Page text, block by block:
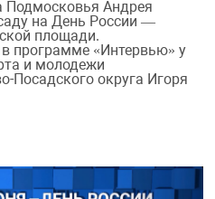
Подмосковья Андрея
на День России —
площади.
программе «Интервью» у
и молодежи
Посадского округа Игоря